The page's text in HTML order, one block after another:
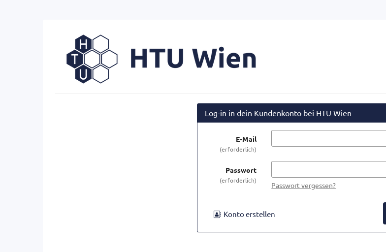
HTU
Wien
Log-in in dein Kundenkonto bei HTU Wien
E-Mail
erforderlich
Passwort
erforderlich
Passwort vergessen?
Konto erstellen